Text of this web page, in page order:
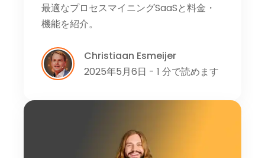
最適なプロセスマイニングSaaSと料金・
機能を紹介。
Christiaan Esmeijer
2025年5月6日 - 1 分で読めます